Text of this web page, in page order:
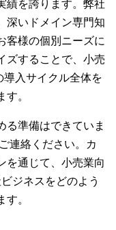
績を誇ります。弊社
深いドメイン専門知
客様の個別ニーズに
ズすることで、小売
入サイクル全体を
。
る準備はできていま
連絡ください。カ
を通じて、小売業向
ジネスをどのよう
。